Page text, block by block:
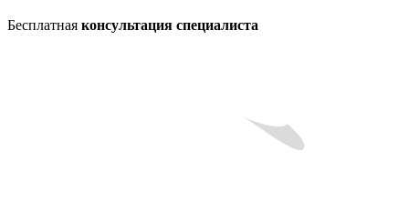
Бесплатная консультация специалиста